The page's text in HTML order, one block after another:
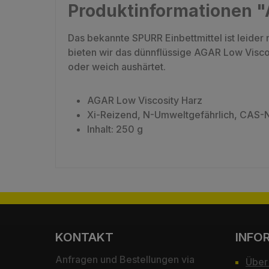
Produktinformationen
Das bekannte SPURR Einbettmittel ist
bieten wir das dünnflüssige AGAR Low
oder weich aushärtet.
AGAR Low Viscosity Harz
Xi-Reizend, N-Umweltgefährlich,
Inhalt: 250 g
KONTAKT
Anfragen und Bestellungen via